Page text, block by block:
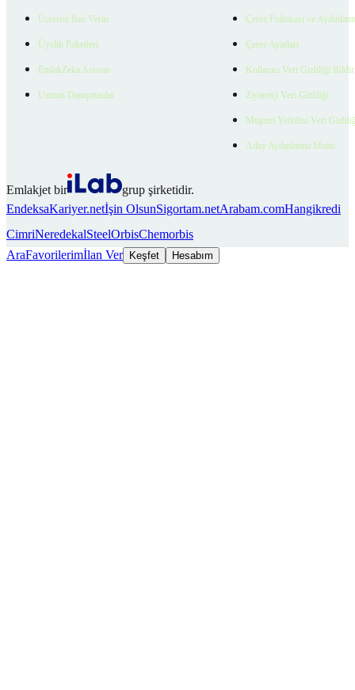
Ücretsiz İlan Verin
Üyelik Paketleri
EmlakZeka Asistan
Uzman Danışmanlar
Çerez Politikası ve
Çerez Ayarları
Kullanıcı Veri Gizliliği
Ziyaretçi Veri Gizliliği
Müşteri Yetkilisi Veri
Aday Aydınlatma Metni
Emlakjet bir
grup şirketidir.
EndeksaKariyer.netİşin OlsunSigortam.netArabam.comHangikredi
CimriNeredekalSteelOrbisChemorbis
AraFavorilerimİlan Ver Keşfet Hesabım